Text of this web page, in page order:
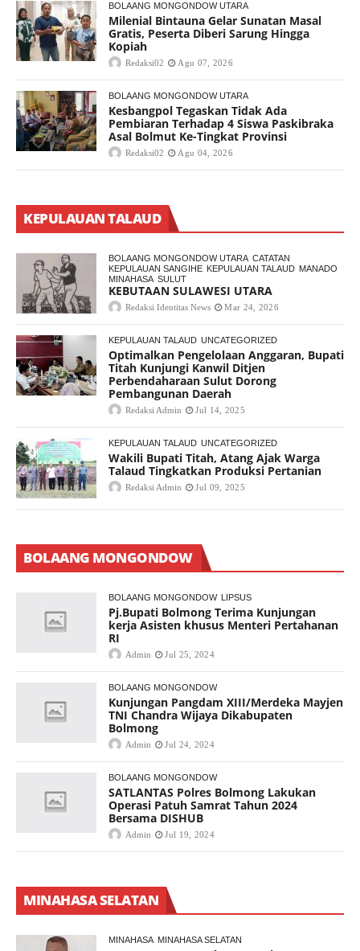
BOLAANG MONGONDOW UTARA
Milenial Bintauna Gelar Sunatan Masal
Gratis, Peserta Diberi Sarung Hingga
Kopiah
Redaksi02 Agu 07, 2026
BOLAANG MONGONDOW UTARA
Kesbangpol Tegaskan Tidak Ada
Pembiaran Terhadap 4 Siswa Paskibraka
Asal Bolmut Ke-Tingkat Provinsi
Redaksi02 Agu 04, 2026
KEPULAUAN TALAUD
BOLAANG MONGONDOW UTARA CATATAN
KEPULAUAN SANGIHE KEPULAUAN TALAUD MANADO
MINAHASA SULUT
KEBUTAAN SULAWESI UTARA
Redaksi Identitas News Mar 24, 2026
KEPULAUAN TALAUD UNCATEGORIZED
Optimalkan Pengelolaan Anggaran, Bupati
Titah Kunjungi Kanwil Ditjen
Perbendaharaan Sulut Dorong
Pembangunan Daerah
Redaksi Admin Jul 14, 2025
KEPULAUAN TALAUD UNCATEGORIZED
Wakili Bupati Titah, Atang Ajak Warga
Talaud Tingkatkan Produksi Pertanian
Redaksi Admin Jul 09, 2025
BOLAANG MONGONDOW
BOLAANG MONGONDOW LIPSUS
Pj.Bupati Bolmong Terima Kunjungan
kerja Asisten khusus Menteri Pertahanan
RI
Admin Jul 25, 2024
BOLAANG MONGONDOW
Kunjungan Pangdam XIII/Merdeka Mayjen
TNI Chandra Wijaya Dikabupaten
Bolmong
Admin Jul 24, 2024
BOLAANG MONGONDOW
SATLANTAS Polres Bolmong Lakukan
Operasi Patuh Samrat Tahun 2024
Bersama DISHUB
Admin Jul 19, 2024
MINAHASA SELATAN
MINAHASA MINAHASA SELATAN